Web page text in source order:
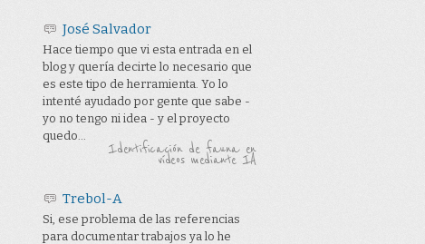
José Salvador
Hace tiempo que vi esta entrada en el
blog y quería decirte lo necesario que
es este tipo de herramienta. Yo lo
intenté ayudado por gente que sabe -
yo no tengo ni idea - y el proyecto
quedo...
Identificación de fauna en
vídeos mediante IA
Trebol-A
Si, ese problema de las referencias
para documentar trabajos ya lo he